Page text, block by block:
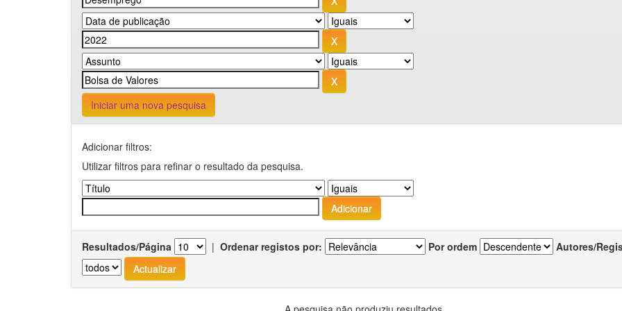
Iniciar uma nova pesquisa
Adicionar filtros:
Utilizar filtros para refinar o resultado da pesquisa.
Resultados/Página | Ordenar registos por: Por ordem Autores/